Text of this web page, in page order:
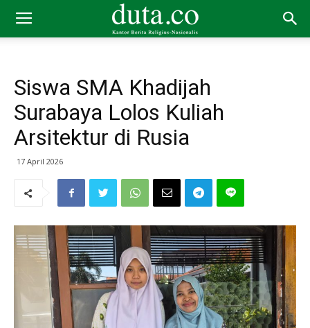
Siswa SMA Khadijah
Surabaya Lolos Kuliah
Arsitektur di Rusia
17 April 2026